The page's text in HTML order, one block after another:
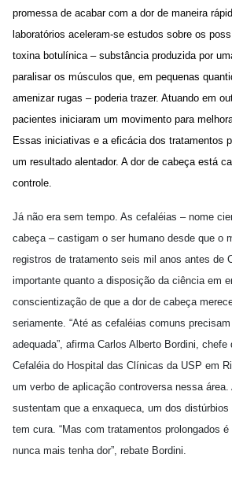
promessa de acabar com a dor de maneira
laboratórios aceleram-se estudos sobre os
toxina botulínica – substância produzida por
paralisar os músculos que, em pequenas
amenizar rugas – poderia trazer. Atuando em
pacientes iniciaram um movimento para
Essas iniciativas e a eficácia dos tratamentos
um resultado alentador. A dor de cabeça está
controle.
Já não era sem tempo. As cefaléias – nome
cabeça – castigam o ser humano desde que o
registros de tratamento seis mil anos antes de
importante quanto a disposição da ciência em
conscientização de que a dor de cabeça
seriamente. “Até as cefaléias comuns
adequada”, afirma Carlos Alberto Bordini, chefe
Cefaléia do Hospital das Clínicas da USP em
um verbo de aplicação controversa nessa área.
sustentam que a enxaqueca, um dos
tem cura. “Mas com tratamentos prolongados
nunca mais tenha dor”, rebate Bordini.